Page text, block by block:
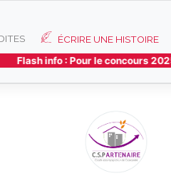
ÉCRIRE UNE HISTOIRE
Flash info : Pour le concours 2025